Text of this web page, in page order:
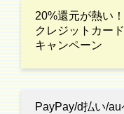
20%還元が熱い！
クレジットカー
キャンペーン
PayPay/d払い/